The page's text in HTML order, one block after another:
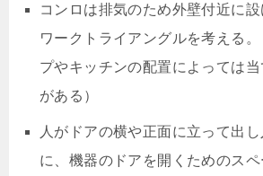
コンロは排気のため外壁付近に
ワークトライアングルを考える
プやキッチンの配置によっては
がある）
人がドアの横や正面に立って出
に、機器のドアを開くためのス